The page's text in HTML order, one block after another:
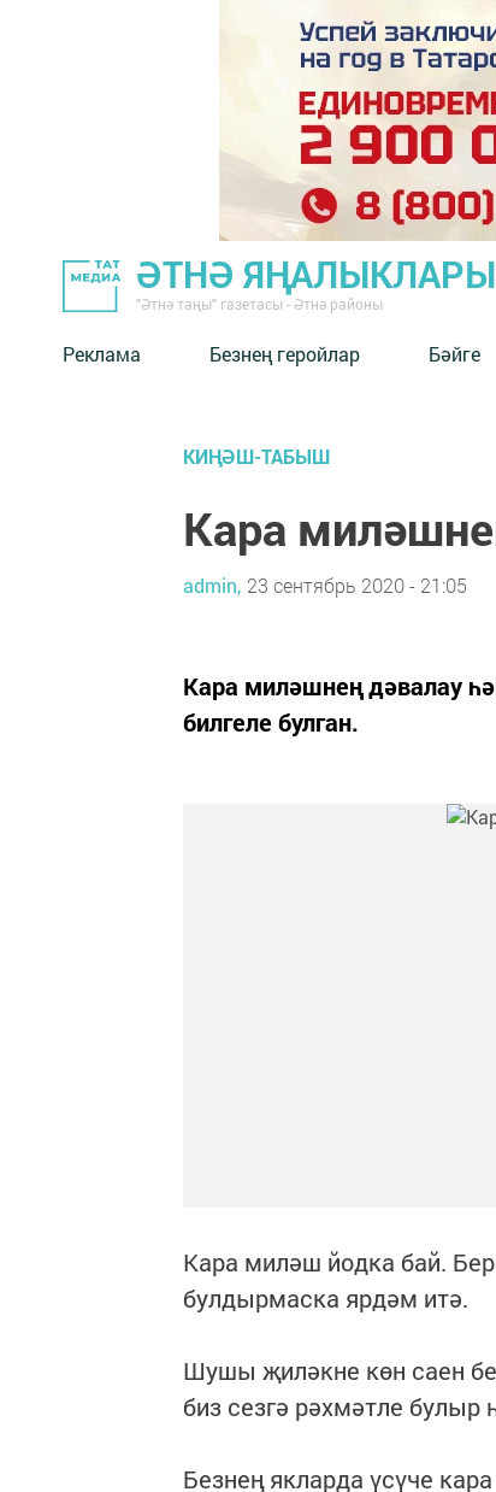
ӘТНӘ ЯҢАЛЫКЛАРЫ
"Әтнә таңы" газетасы - Әтнә районы
Реклама Безнең геройлар Бәйге
КИҢӘШ-ТАБЫШ
Кара
admin, 23 сентябрь 2020 - 21:05
Кара миләшнең дәвалау
билгеле булган.
Кара миләш йодка бай.
булдырмаска ярдәм итә.
Шушы җиләкне көн саен
биз сезгә рәхмәтле
Безнең якларда үсүче